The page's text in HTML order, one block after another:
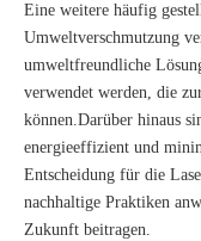
Eine weitere häufig
Umweltverschmutzung
umweltfreundliche
verwendet werden, die
können.Darüber hinaus
energieeffizient und
Entscheidung für die
nachhaltige Praktiken
Zukunft beitragen.